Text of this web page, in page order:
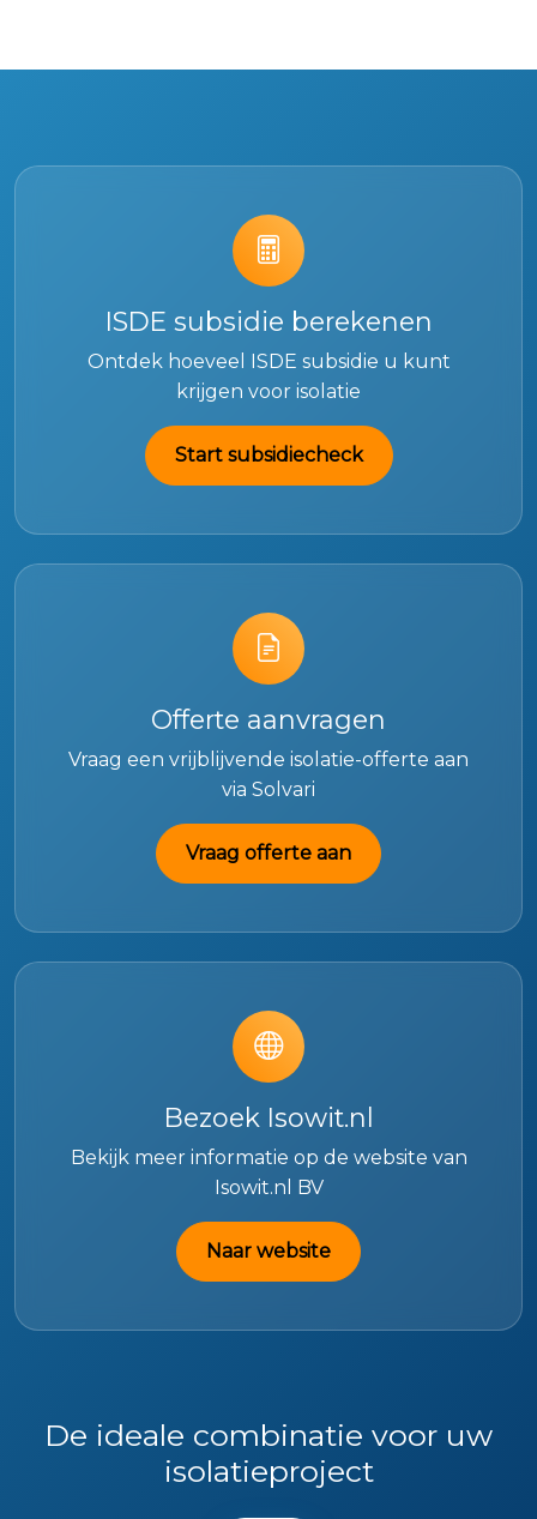
ISDE subsidie berekenen
Ontdek hoeveel ISDE subsidie u kunt
krijgen voor isolatie
Start subsidiecheck
Offerte aanvragen
Vraag een vrijblijvende isolatie-offerte aan
via Solvari
Vraag offerte aan
Bezoek Isowit.nl
Bekijk meer informatie op de website van
Isowit.nl BV
Naar website
De ideale combinatie voor uw
isolatieproject